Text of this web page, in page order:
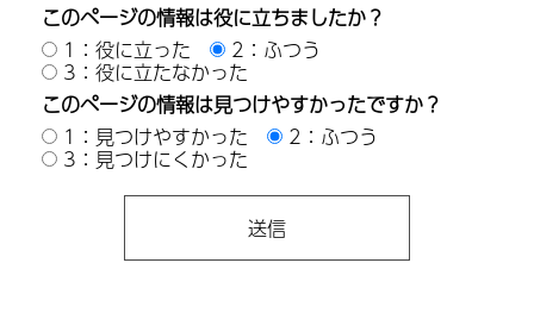
このページの情報は役に立ちましたか？
1：役に立った
2：ふつう
3：役に立たなかった
このページの情報は見つけやすかったですか？
1：見つけやすかった
2：ふつう
3：見つけにくかった